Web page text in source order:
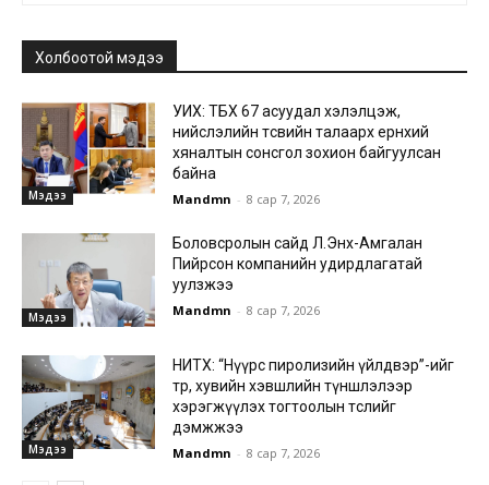
Холбоотой мэдээ
Мэдээ
УИХ: ТБХ 67 асуудал хэлэлцэж,
нийслэлийн төсвийн талаарх ерөнхий
хяналтын сонсгол зохион байгуулсан
байна
Mandmn - 8 сар 7, 2026
Мэдээ
Боловсролын сайд Л.Энх-Амгалан
Пийрсон компанийн удирдлагатай
уулзжээ
Mandmn - 8 сар 7, 2026
Мэдээ
НИТХ: “Нүүрс пиролизийн үйлдвэр”-ийг
төр, хувийн хэвшлийн түншлэлээр
хэрэгжүүлэх тогтоолын төслийг
дэмжжээ
Mandmn - 8 сар 7, 2026